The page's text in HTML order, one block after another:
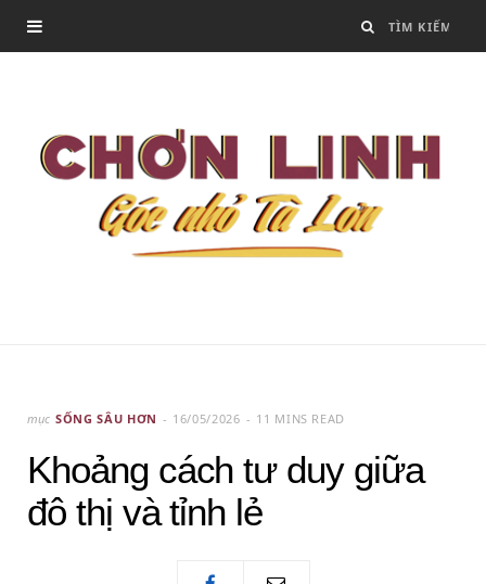
mục SỐNG SÂU HƠN 16/05/2026 11 MINS READ
Khoảng cách tư duy giữa
đô thị và tỉnh lẻ